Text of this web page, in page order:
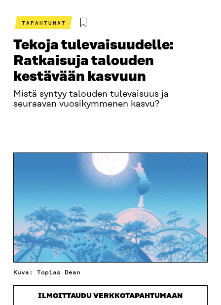
TAPAHTUMAT
Tekoja tulevaisuudelle:
Ratkaisuja talouden
kestävään kasvuun
Mistä syntyy talouden tulevaisuus ja
seuraavan vuosikymmenen kasvu?
ILMOITTAUTUMINEN OHJELMA
Kuva: Topias Dean
ILMOITTAUDU VERKKOTAPAHTUMAAN